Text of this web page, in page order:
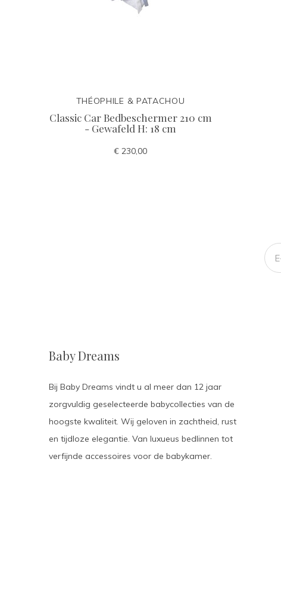
THÉOPHILE & PATACHOU
Classic Car Bedbeschermer 210 cm
- Gewafeld H: 18 cm
€ 230,00
Baby Dreams
Bij Baby Dreams vindt u al meer dan 12 jaar
zorgvuldig geselecteerde babycollecties van de
hoogste kwaliteit. Wij geloven in zachtheid, rust
en tijdloze elegantie. Van luxueus bedlinnen tot
verfijnde accessoires voor de babykamer.